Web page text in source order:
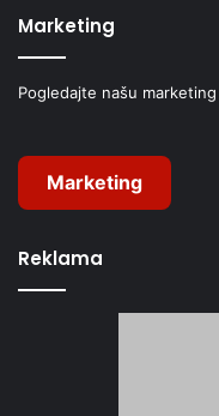
Marketing
Pogledajte našu
Marketing
Reklama